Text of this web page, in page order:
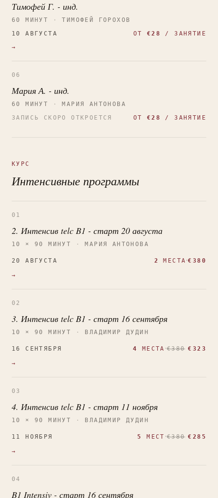
Тимофей Г. - инд.
60 МИНУТ ·ТИМОФЕЙ ГОРОХОВ
10 АВГУСТА
ОТ €28
/ ЗАНЯТИЕ
→
06
Мария А. - инд.
60 МИНУТ · МАРИЯ АНТОНОВА
ЗАПИСЬ СКОРО ОТКРОЕТСЯ
ОТ €28 / ЗАНЯТИЕ
КУРС
Интенсивные программы
01
2. Интенсив telc B1 - старт 20 августа
10 × 90 МИНУТ · МАРИЯ АНТОНОВА
20 АВГУСТА 2 МЕСТА ·€380
→
02
3. Интенсив telc B1 - старт 16 сентября
10 × 90 МИНУТ · ВЛАДИМИР ДУДИН
16 СЕНТЯБРЯ 4 МЕСТА ·€380 €323
→
03
4. Интенсив telc B1 - старт 11 ноября
10 × 90 МИНУТ · ВЛАДИМИР ДУДИН
11 НОЯБРЯ 5 МЕСТ ·€380 €285
→
04
B1 Intensiv - старт 16 сентября